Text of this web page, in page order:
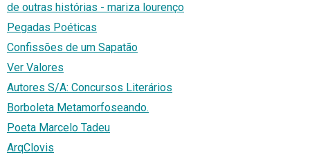
de outras histórias - mariza lourenço
Pegadas Poéticas
Confissões de um Sapatão
Ver Valores
Autores S/A: Concursos Literários
Borboleta Metamorfoseando.
Poeta Marcelo Tadeu
ArqClovis